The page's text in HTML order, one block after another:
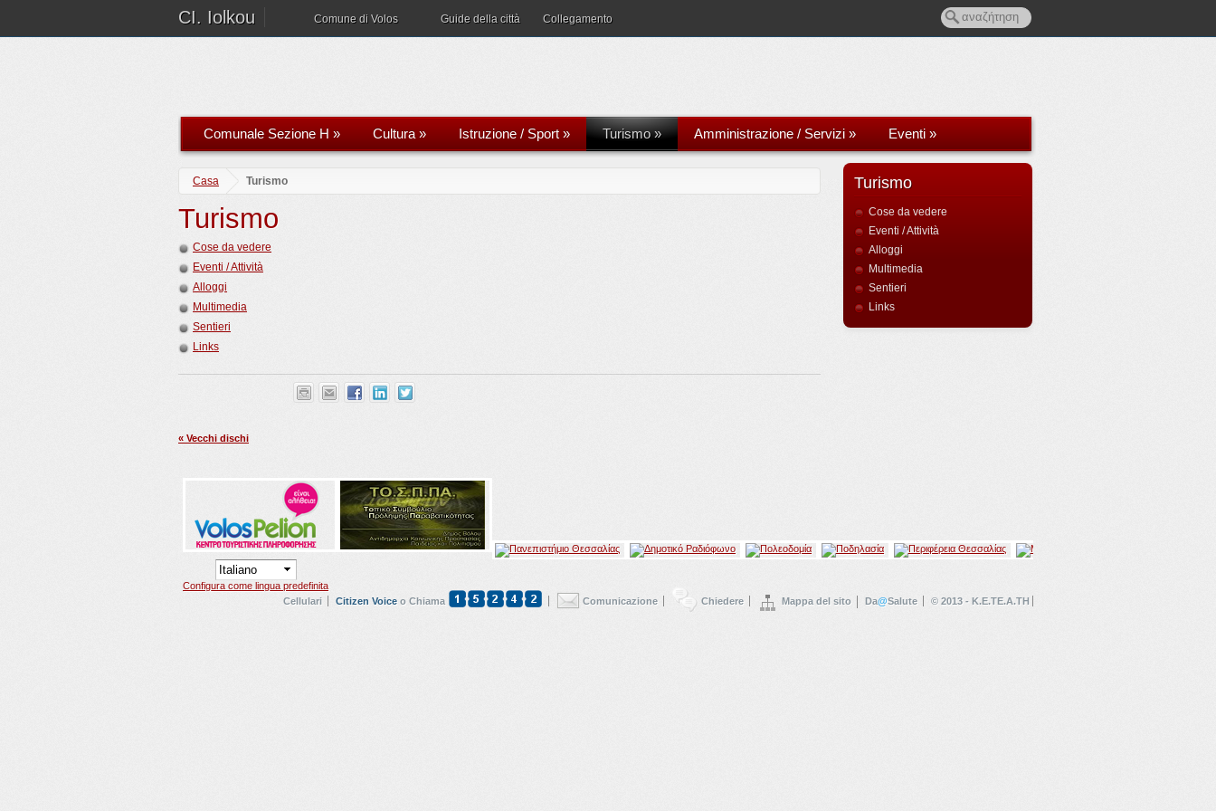
CI. Iolkou Comune di Volos Guide della città Collegamento
Comunale Sezione H » Cultura» Istruzione / Sport » Turismo» Amministrazione / Servizi » Eventi »
Casa Turismo
Turismo
Cose da vedere
Eventi / Attività
Alloggi
Multimedia
Sentieri
Links
« Vecchi dischi
Turismo
Cose da vedere
Eventi / Attività
Alloggi
Multimedia
Sentieri
Links
Configura come lingua predefinita
Cellulari
Citizen Voice o Chiama Comunicazione Chiedere Mappa del sito Da@Salute © 2013 - K.E.TE.A.TH